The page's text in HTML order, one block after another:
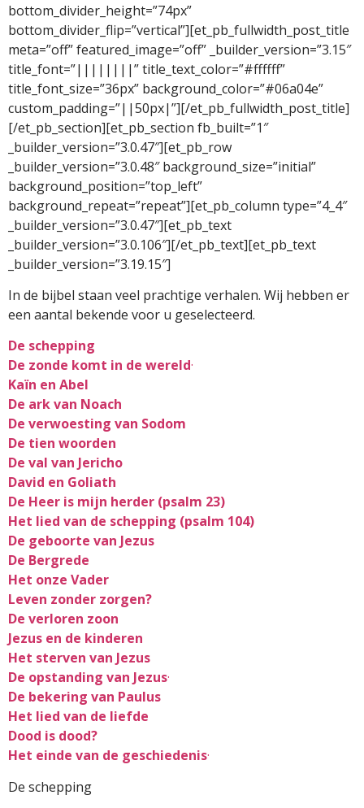
bottom_divider_height=”74px”
bottom_divider_flip=”vertical”][et_pb_fullwidth_post_title
meta=”off” featured_image=”off” _builder_version=”3.15″
title_font=”||||||||” title_text_color=”#ffffff”
title_font_size=”36px” background_color=”#06a04e”
custom_padding=”||50px|”][/et_pb_fullwidth_post_title]
[/et_pb_section][et_pb_section fb_built=”1″
_builder_version=”3.0.47″][et_pb_row
_builder_version=”3.0.48″ background_size=”initial”
background_position=”top_left”
background_repeat=”repeat”][et_pb_column type=”4_4″
_builder_version=”3.0.47″][et_pb_text
_builder_version=”3.0.106″][/et_pb_text][et_pb_text
_builder_version=”3.19.15″]
In de bijbel staan veel prachtige verhalen. Wij hebben er
een aantal bekende voor u geselecteerd.
De schepping
De zonde komt in de wereld·
Kaïn en Abel
De ark van Noach
De verwoesting van Sodom
De tien woorden
De val van Jericho
David en Goliath
De Heer is mijn herder (psalm 23)
Het lied van de schepping (psalm 104)
De geboorte van Jezus
De Bergrede
Het onze Vader
Leven zonder zorgen?
De verloren zoon
Jezus en de kinderen
Het sterven van Jezus
De opstanding van Jezus·
De bekering van Paulus
Het lied van de liefde
Dood is dood?
Het einde van de geschiedenis·
De schepping